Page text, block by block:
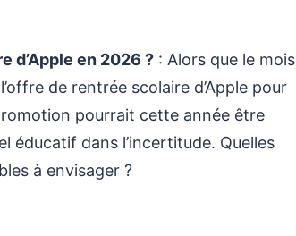
d’Apple en 2026 ?: Alors que le mois
de rentrée scolaire d’Apple pour
pourrait cette année être
éducatif dans l’incertitude. Quelles
à envisager ?